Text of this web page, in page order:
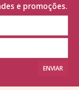
e promoções.
ENVIAR